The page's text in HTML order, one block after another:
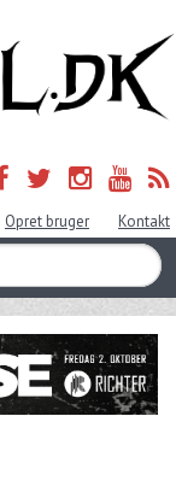
Opret bruger Kontakt